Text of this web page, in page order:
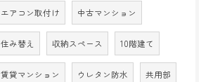
エアコン取付け 中古マンション
住み替え 収納スペース 10階建て
賃貸マンション ウレタン防水 共用部